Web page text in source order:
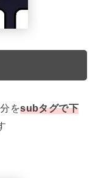
をsubタグで下